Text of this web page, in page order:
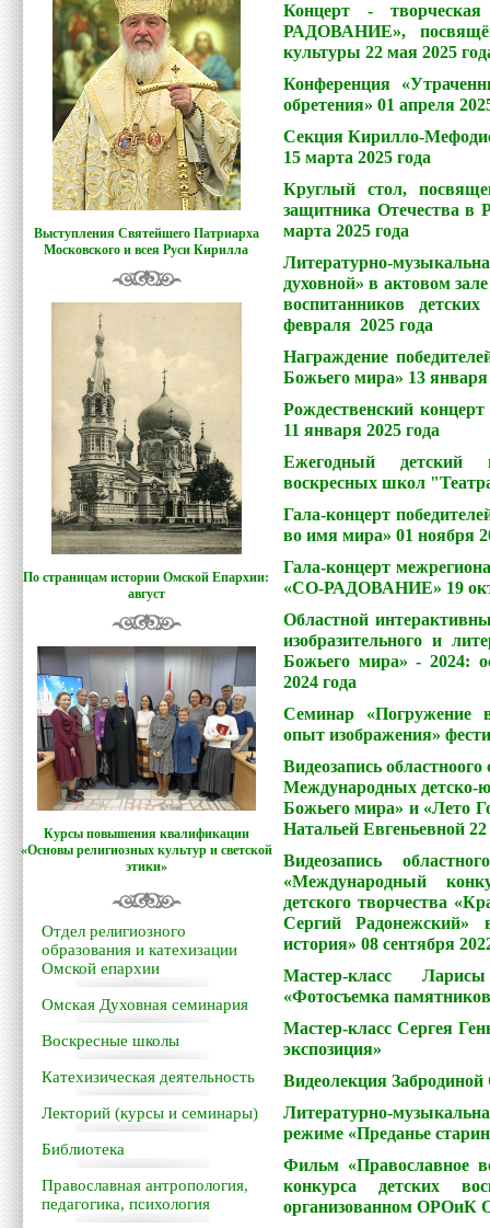
Выступления Святейшего Патриарха
Московского и всея Руси Кирилла
По страницам истории Омской Епархии:
август
Курсы повышения квалификации
«Основы религиозных культур и светской
этики»
Отдел религиозного
образования и катехизации
Омской епархии
Омская Духовная семинария
Воскресные школы
Катехизическая деятельность
Лекторий (курсы и семинары)
Библиотека
Православная антропология,
педагогика, психология
Концерт -
РАДОВАНИЕ»,
культуры 22 мая 2025
Конференция
обретения» 01 апреля
Секция Кирилло-
15 марта 2025 года
Круглый стол,
защитника Отечества в
марта 2025 года
Литературно-
духовной» в актовом
воспитанников
февраля 2025 года
Награждение
Божьего мира» 13 января
Рождественский
11 января 2025 года
Ежегодный детский
воскресных школ
Гала-концерт
во имя мира» 01 ноября
Гала-концерт
«СО-РАДОВАНИЕ» 19
Областной
изобразительного и
Божьего мира» - 2024:
2024 года
Семинар «Погружение
опыт изображения»
Видеозапись
Международных детско-
Божьего мира» и «Лето
Натальей Евгеньевной 22
Видеозапись
«Международный
детского творчества
Сергий
история» 08 сентября
Мастер-класс
«Фотосъемка
Мастер-класс Сергея
экспозиция»
Видеолекция
Литературно-
режиме «Преданье
Фильм «Православное
конкурса детских
организованном ОРОиК